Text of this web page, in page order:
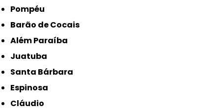
Pompéu
Barão de Cocais
Além Paraíba
Juatuba
Santa Bárbara
Espinosa
Cláudio